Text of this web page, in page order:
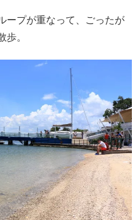
ープが重なって、ごったが
歩。